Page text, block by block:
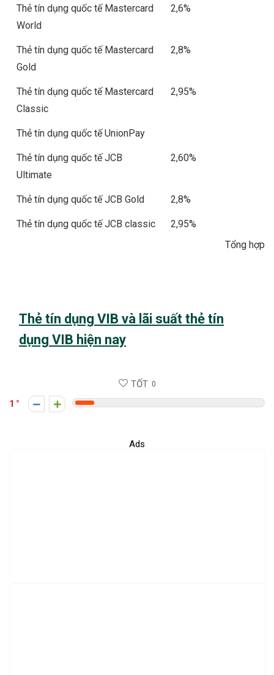
Thẻ tín dụng quốc tế Mastercard
World
2,6%
Thẻ tín dụng quốc tế Mastercard
Gold
2,8%
Thẻ tín dụng quốc tế Mastercard
Classic
2,95%
Thẻ tín dụng quốc tế UnionPay
Thẻ tín dụng quốc tế JCB
Ultimate
2,60%
Thẻ tín dụng quốc tế JCB Gold 2,8%
Thẻ tín dụng quốc tế JCB classic
2,95%
Tổng hợp
Thẻ tín dụng VIB và lãi suất thẻ tín
dụng VIB hiện nay
TỐT 0
1
Ads